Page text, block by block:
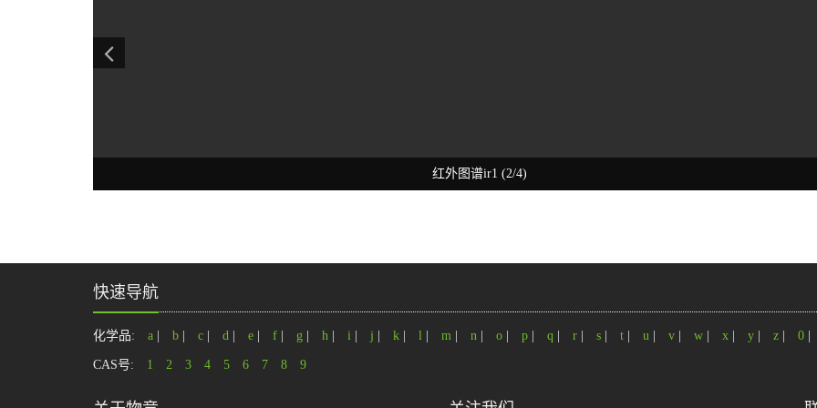
红外图谱ir1 (2/4)
快速导航
化学品: a b c d e f g h i j k l m n o p q r s t u v w x y z 0
CAS号: 1 2 3 4 5 6 7 8 9